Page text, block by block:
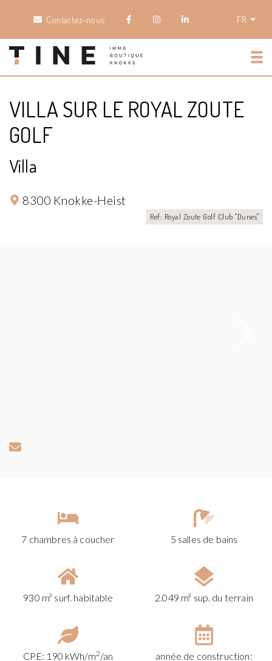
Contactez-nous FR
VILLA SUR LE ROYAL ZOUTE
GOLF
Villa
8300 Knokke-Heist
Ref: Royal Zoute Golf Club "Dunes"
7 chambres à coucher 5 salles de bains
930 m² surf. habitable 2.049 m² sup. du terrain
CPE: 190 kWh/m2/an
année de construction: